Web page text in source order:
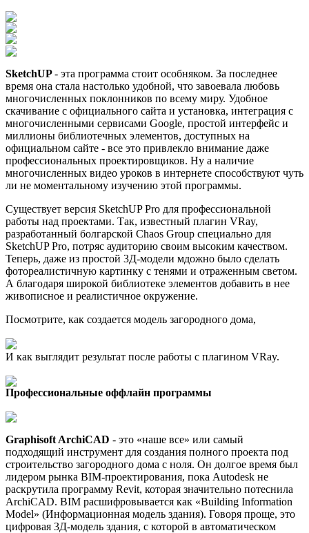
SketchUP- эта программа стоит особняком. За последнее
время она стала настолько удобной, что завоевала любовь
многочисленных поклонников по всему миру. Удобное
скачивание с официального сайта и установка, интеграция с
многочисленными сервисами Google, простой интерфейс и
миллионы библиотечных элементов, доступных на
официальном сайте - все это привлекло внимание даже
профессиональных проектировщиков. Ну а наличие
многочисленных видео уроков в интернете способствуют чуть
ли не моментальному изучению этой программы.
Существует версия SketchUP Pro для профессиональной
работы над проектами. Так, известный плагин VRay,
разработанный болгарской Chaos Group специально для
SketchUP Pro, потряс аудиторию своим высоким качеством.
Теперь, даже из простой 3Д-модели мдожно было сделать
фотореалистичную картинку с тенями и отраженным светом.
А благодаря широкой библиотеке элементов добавить в нее
живописное и реалистичное окружение.
Посмотрите, как создается модель загородного дома,
И как выглядит результат после работы с плагином VRay.
Профессиональные оффлайн программы
Graphisoft ArchiCAD - это «наше все» или самый
подходящий инструмент для создания полного проекта под
строительство загородного дома с ноля. Он долгое время был
лидером рынка BIM-проектирования, пока Autodesk не
раскрутила программу Revit, которая значительно потеснила
ArchiCAD. BIM расшифровывается как «Building Information
Model» (Информационная модель здания). Говоря проще, это
цифровая 3Д-модель здания, с которой в автоматическом